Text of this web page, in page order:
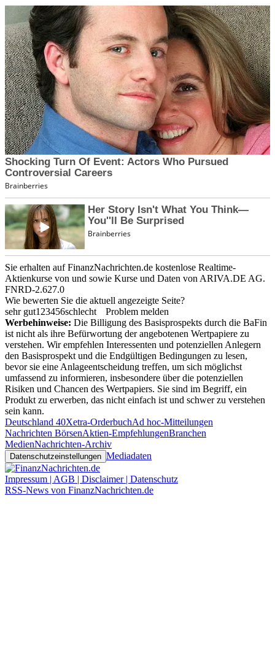
Sie erhalten auf FinanzNachrichten.de kostenlose Realtime-
Aktienkurse von und sowie Kurse und Daten von ARIVA.DE AG.
FNRD-2.627.0
Wie bewerten Sie die aktuell angezeigte Seite?
sehr gut1 23456schlecht
Problem melden
Werbehinweise: Die Billigung des Basisprospekts durch die BaFin
ist nicht als ihre Befürwortung der angebotenen Wertpapiere zu
verstehen. Wir empfehlen Interessenten und potenziellen Anlegern
den Basisprospekt und die Endgültigen Bedingungen zu lesen,
bevor sie eine Anlageentscheidung treffen, um sich möglichst
umfassend zu informieren, insbesondere über die potenziellen
Risiken und Chancen des Wertpapiers. Sie sind im Begriff, ein
Produkt zu erwerben, das nicht einfach ist und schwer zu verstehen
sein kann.
Deutschland 40Xetra-OrderbuchAd hoc-Mitteilungen
Nachrichten BörsenAktien-EmpfehlungenBranchen
MedienNachrichten-Archiv
Datenschutzeinstellungen Mediadaten
Impressum | AGB | Disclaimer | Datenschutz
RSS-News von FinanzNachrichten.de